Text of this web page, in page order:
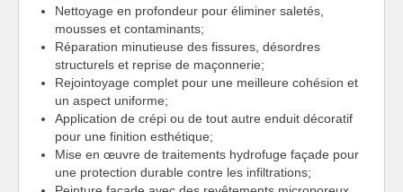
Nettoyage en profondeur pour éliminer saletés,
mousses et contaminants;
Réparation minutieuse des fissures, désordres
structurels et reprise de maçonnerie;
Rejointoyage complet pour une meilleure cohésion et
un aspect uniforme;
Application de crépi ou de tout autre enduit décoratif
pour une finition esthétique;
Mise en œuvre de traitements hydrofuge façade pour
une protection durable contre les infiltrations;